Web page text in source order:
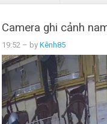
Camera ghi cảnh
19:52 – by Kênh85